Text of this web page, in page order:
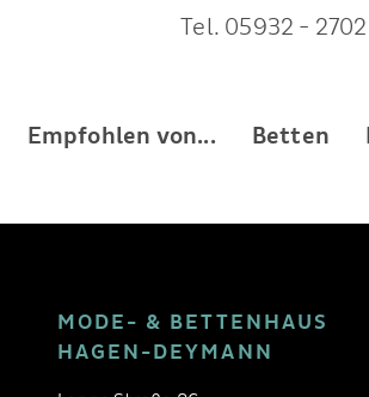
Tel. 05932 - 2702
Empfohlen von... Betten
MODE- & BETTENHAUS
HAGEN-DEYMANN